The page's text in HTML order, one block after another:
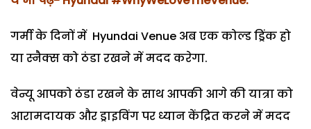
गर्मी के दिनों में Hyundai Venue अब एक कोल्ड ड्रिंक हो
या स्नैक्स को ठंडा रखने में मदद करेगा.
वेन्यू आपको ठंडा रखने के साथ आपकी आगे की यात्रा को
आरामदायक और ड्राइविंग पर ध्यान केंद्रित करने में मदद